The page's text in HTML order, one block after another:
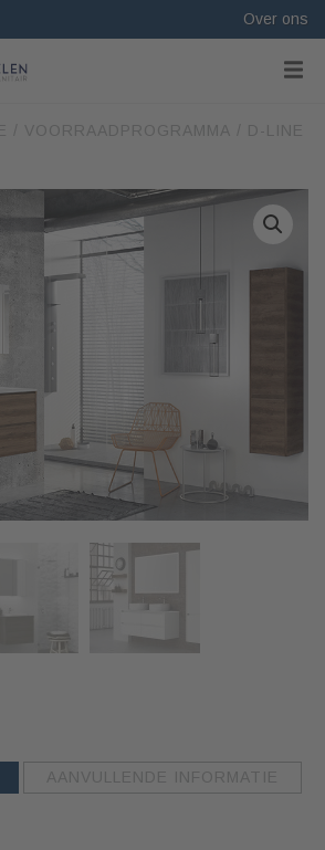
Over ons
VOORRAADPROGRAMMA / D-LINE
AANVULLENDE INFORMATIE